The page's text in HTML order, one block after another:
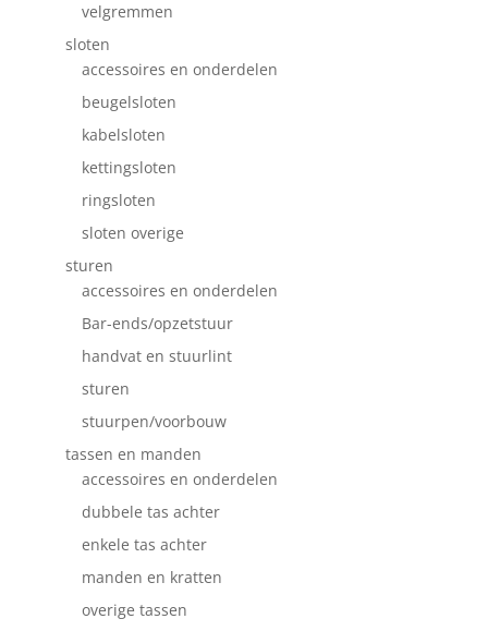
velgremmen
sloten
accessoires en onderdelen
beugelsloten
kabelsloten
kettingsloten
ringsloten
sloten overige
sturen
accessoires en onderdelen
Bar-ends/opzetstuur
handvat en stuurlint
sturen
stuurpen/voorbouw
tassen en manden
accessoires en onderdelen
dubbele tas achter
enkele tas achter
manden en kratten
overige tassen